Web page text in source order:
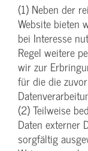
(1) Neben der
Website bieten
bei Interesse
Regel weitere
wir zur
für die die
(2) Teilweise
Daten externer
sorgfältig